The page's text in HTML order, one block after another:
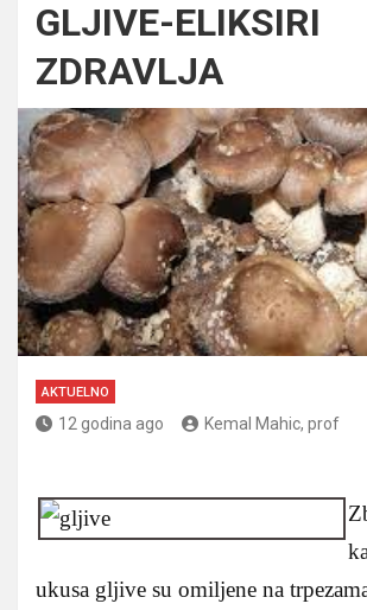
GLJIVE-ELIKSIRI
ZDRAVLJA
AKTUELNO
12 godina ago Kemal Mahic, prof
ukusa gljive su omiljene na